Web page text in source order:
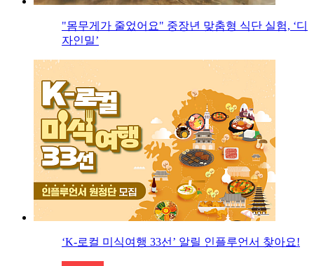
"몸무게가 줄었어요" 중장년 맞춤형 식단 실험, ‘디
자인밀’
‘K-로컬 미식여행 33선’ 알릴 인플루언서 찾아요!